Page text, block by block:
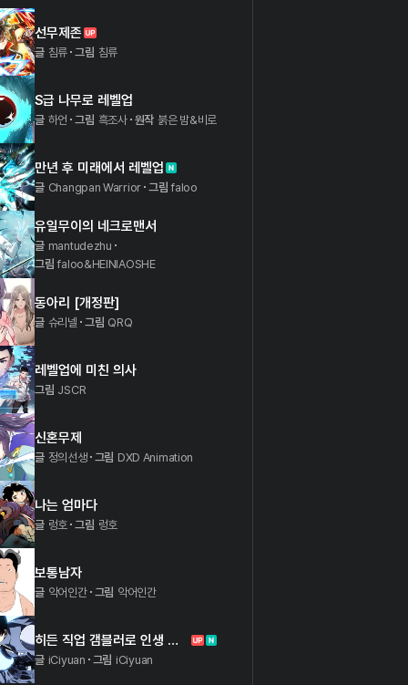
선무제존
글 침류 그림 침류
S급 나무로 레벨업
글 하언 그림 흑조사 원작 붉은 밤&비로
만년 후 미래에서 레벨업
글 Changpan Warrior 그림 faloo
유일무이의 네크로맨서
글 mantudezhu
그림 faloo&HEINIAOSHE
동아리 [개정판]
글 슈리넬 그림 QRQ
레벨업에 미친 의사
그림 JSCR
신혼무제
글 정의선생 그림 DXD Animation
나는 엄마다
글 렁호 그림 렁호
보통남자
글 악어인간 그림 악어인간
히든 직업 갬블러로 인생 역전
글 iCiyuan 그림 iCiyuan